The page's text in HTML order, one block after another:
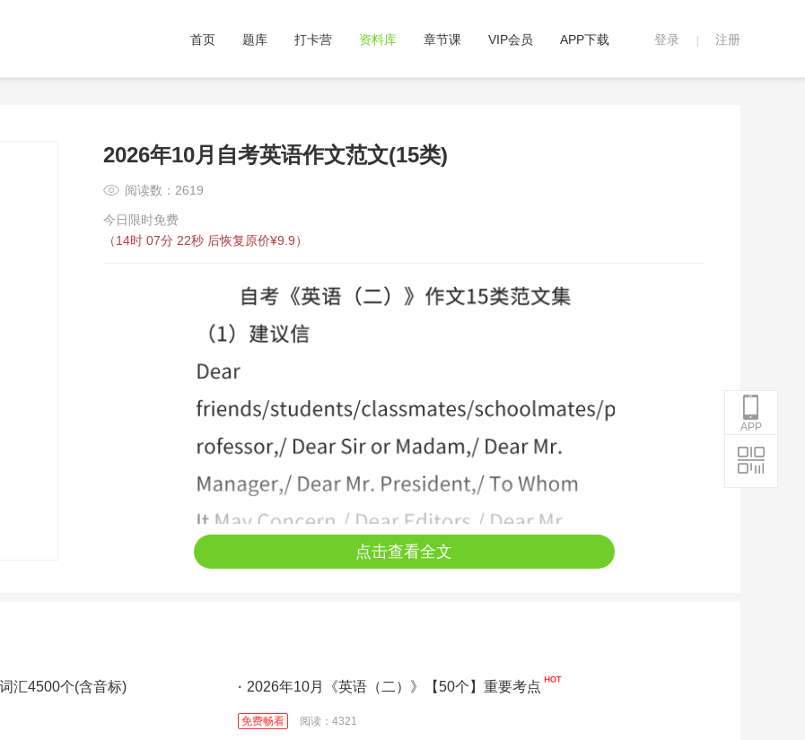
登录 注册
首页 题库 打卡营 资料库 章节课 VIP会员 APP下载
2026年10月自考英语作文范文(15类)
阅读数：2619
今日限时免费
（14时 07分 22秒 后恢复原价¥9.9）
点击查看全文
汇4500个(含音标) · 2026年10月《英语（二）》【50个】重要考点
免费畅看 阅读：4321
APP